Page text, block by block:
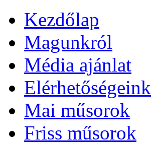
Kezdőlap
Magunkról
Média ajánlat
Elérhetőségeink
Mai műsorok
Friss műsorok